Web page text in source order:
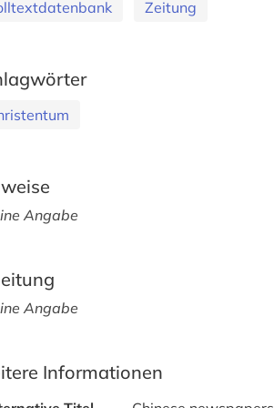
Zeitung
Angabe
Angabe
Informationen